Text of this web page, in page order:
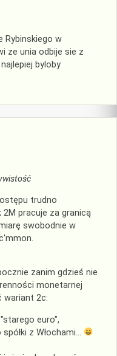
Rybinskiego w
ze unia odbije sie z
byloby
trudno
2M pracuje za granicą
swobodnie w
zanim gdzieś nie
monetarnej
wariant 2c:
euro",
z Włochami…